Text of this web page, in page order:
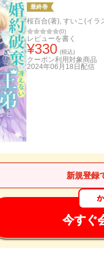
最終巻
桜百合(著), すいこ(イラ
(0)
レビューを書く
¥330 (税込)
クーポン利用対象商品
2024年06月18日 配信
新規登録
今すぐ